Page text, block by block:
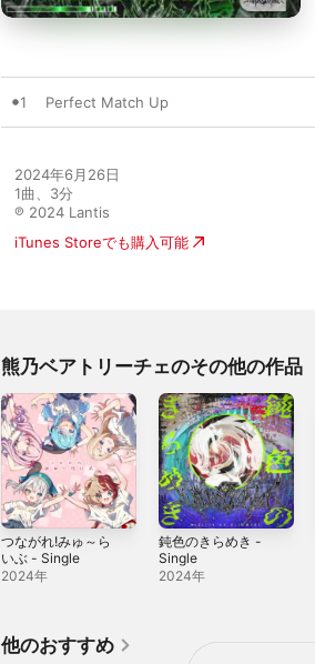
1 Perfect Match Up
2024年6月26日
1曲、3分
℗ 2024 Lantis
iTunes Storeでも購入可能
熊乃ベアトリーチェのその他の作品
つながれ!みゅ～ら
いぶ - Single
2024年
鈍色のきらめき -
Single
2024年
他のおすすめ